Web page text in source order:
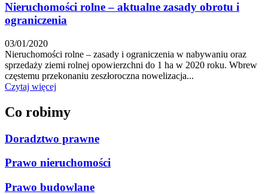
Nieruchomości rolne – aktualne zasady obrotu i
ograniczenia
03/01/2020
Nieruchomości rolne – zasady i ograniczenia w nabywaniu oraz
sprzedaży ziemi rolnej opowierzchni do 1 ha w 2020 roku. Wbrew
częstemu przekonaniu zeszłoroczna nowelizacja...
Czytaj więcej
Co robimy
Doradztwo prawne
Prawo nieruchomości
Prawo budowlane